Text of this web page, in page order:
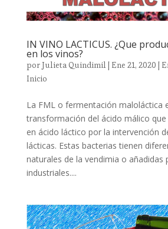
IN VINO LACTICUS. ¿Que
en los vinos?
porJulieta Quindimil| Ene 21, 2020 |
Inicio
La FML o fermentación maloláctica
transformación del ácido málico
en ácido láctico por la intervención
lácticas. Estas bacterias tienen
naturales de la vendimia o añadidas
industriales....